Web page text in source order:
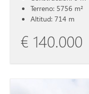
Terreno: 5756 m²
Altitud: 714 m
€ 140.000